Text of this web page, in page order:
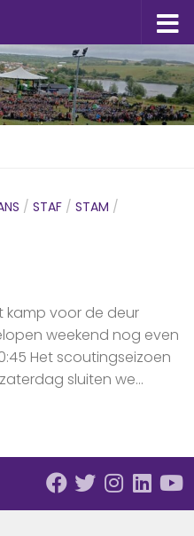
/ STAF / STAM /
kamp voor de deur
weekend nog even
Het scoutingseizoen
sluiten we...